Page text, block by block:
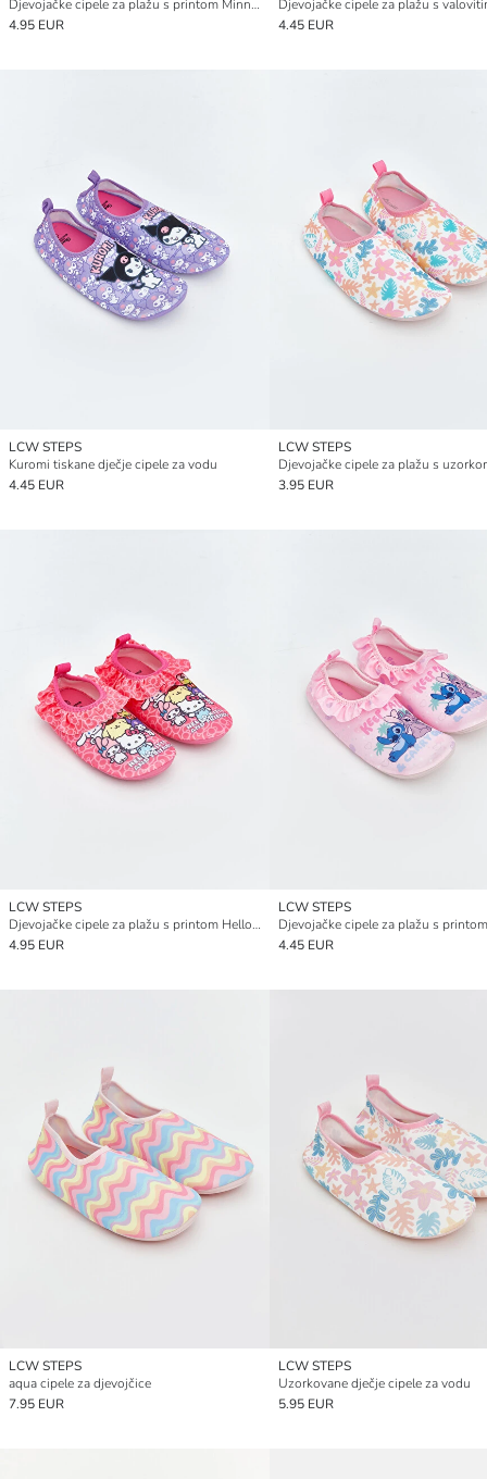
Djevojačke cipele za plažu s printom Minnie Mouse
4.95 EUR
4.45 EUR
LCW STEPS
Kuromi tiskane dječje cipele za vodu
4.45 EUR
LCW STEPS
Djevojačke cipele za plažu s
3.95 EUR
LCW STEPS
Djevojačke cipele za plažu s printom Hello Kitty
4.95 EUR
LCW STEPS
4.45 EUR
LCW STEPS
aqua cipele za djevojčice
7.95 EUR
LCW STEPS
Uzorkovane dječje cipele za vodu
5.95 EUR